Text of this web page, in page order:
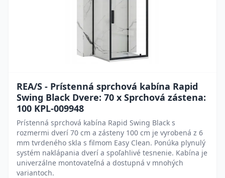
REA/S - Prístenná sprchová kabína Rapid
Swing Black Dvere: 70 x Sprchová zástena:
100 KPL-009948
Prístenná sprchová kabína Rapid Swing Black s
rozmermi dverí 70 cm a zásteny 100 cm je vyrobená z 6
mm tvrdeného skla s filmom Easy Clean. Ponúka plynulý
systém naklápania dverí a spoľahlivé tesnenie. Kabína je
univerzálne montovateľná a dostupná v mnohých
variantoch.